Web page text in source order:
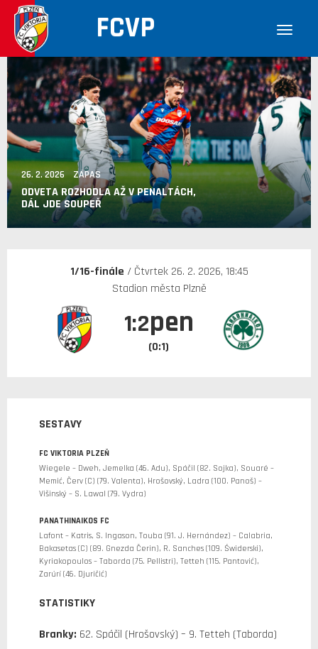
FCVP
26. 2. 2026 ZÁPAS
ODVETA ROZHODLA AŽ V PENALTÁCH,
DÁL JDE SOUPEŘ
1/16-finále / Čtvrtek 26. 2. 2026, 18:45
Stadion města Plzně
1:2pen
(0:1)
SESTAVY
FC VIKTORIA PLZEŇ
Wiegele – Dweh, Jemelka (46. Adu), Spáčil (82. Sojka), Souaré –
Memić, Červ (C) (79. Valenta), Hrošovský, Ladra (100. Panoš) –
Višinský – S. Lawal (79. Vydra)
PANATHINAIKOS FC
Lafont – Katris, S. Ingason, Touba (91. J. Hernández) – Calabria,
Bakasetas (C) (89. Gnezda Čerin), R. Sanches (109. Świderski),
Kyriakopoulos – Taborda (75. Pellistri), Tetteh (115. Pantović),
Zarúrí (46. Djuričić)
STATISTIKY
Branky: 62. Spáčil (Hrošovský) – 9. Tetteh (Taborda)